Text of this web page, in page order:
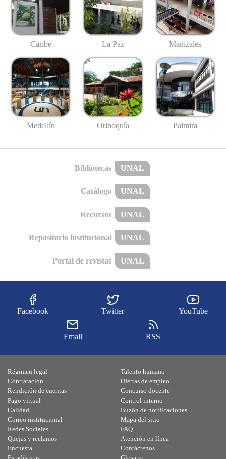
Caribe La Paz Manizales
Medellín Orinoquía Palmira
Bibliotecas UNAL
Catálogo UNAL
Recursos UNAL
Repositorio institucional UNAL
Portal de revistas UNAL
Facebook Twitter YouTube
Email RSS
Régimen legal
Contratación
Rendición de cuentas
Pago virtual
Calidad
Talento humano
Ofertas de empleo
Concurso docente
Control interno
Buzón de notificaciones
Correo institucional
Redes Sociales
Quejas y reclamos
Encuesta
Mapa del sitio
FAQ
Atención en línea
Contáctenos